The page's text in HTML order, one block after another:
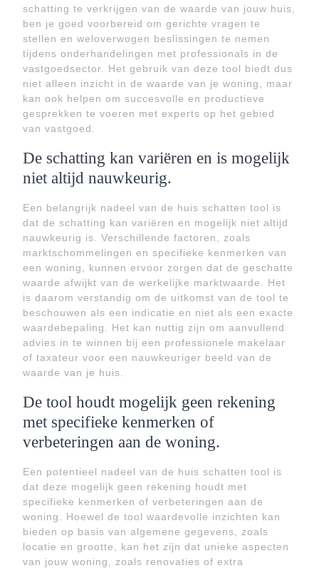
schatting te verkrijgen van de waarde van jouw huis,
ben je goed voorbereid om gerichte vragen te
stellen en weloverwogen beslissingen te nemen
tijdens onderhandelingen met professionals in de
vastgoedsector. Het gebruik van deze tool biedt dus
niet alleen inzicht in de waarde van je woning, maar
kan ook helpen om succesvolle en productieve
gesprekken te voeren met experts op het gebied
van vastgoed.
De schatting kan variëren en is mogelijk
niet altijd nauwkeurig.
Een belangrijk nadeel van de huis schatten tool is
dat de schatting kan variëren en mogelijk niet altijd
nauwkeurig is. Verschillende factoren, zoals
marktschommelingen en specifieke kenmerken van
een woning, kunnen ervoor zorgen dat de geschatte
waarde afwijkt van de werkelijke marktwaarde. Het
is daarom verstandig om de uitkomst van de tool te
beschouwen als een indicatie en niet als een exacte
waardebepaling. Het kan nuttig zijn om aanvullend
advies in te winnen bij een professionele makelaar
of taxateur voor een nauwkeuriger beeld van de
waarde van je huis.
De tool houdt mogelijk geen rekening
met specifieke kenmerken of
verbeteringen aan de woning.
Een potentieel nadeel van de huis schatten tool is
dat deze mogelijk geen rekening houdt met
specifieke kenmerken of verbeteringen aan de
woning. Hoewel de tool waardevolle inzichten kan
bieden op basis van algemene gegevens, zoals
locatie en grootte, kan het zijn dat unieke aspecten
van jouw woning, zoals renovaties of extra